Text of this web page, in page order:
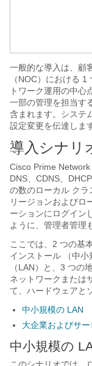
一般的な導入は、顧
（NOC）における
トワーク運用の中心
一部の管理を担当す
含まれます。システ
設定変更を伝達しま
導入シナリ
Cisco Prime
DNS、CDNS、
の数のローカル クラ
リージョンおよびロ
ーションにログイン
ように、管理者管理
ここでは、2 つの基
インストール （中
（LAN）と、3 つの
ネットワークまたは
て、ハードウェアと
中小規模の LAN
大企業およびサ
中小規模の